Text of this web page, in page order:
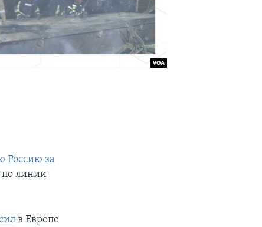
Россию за
по линии
в Европе